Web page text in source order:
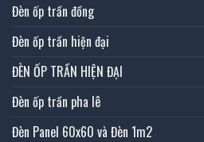
Đèn ốp trần đồng
Đèn ốp trần hiện đại
ĐÈN ỐP TRẦN HIỆN ĐẠI
Đèn ốp trần pha lê
Đèn Panel 60x60 và Đèn 1m2